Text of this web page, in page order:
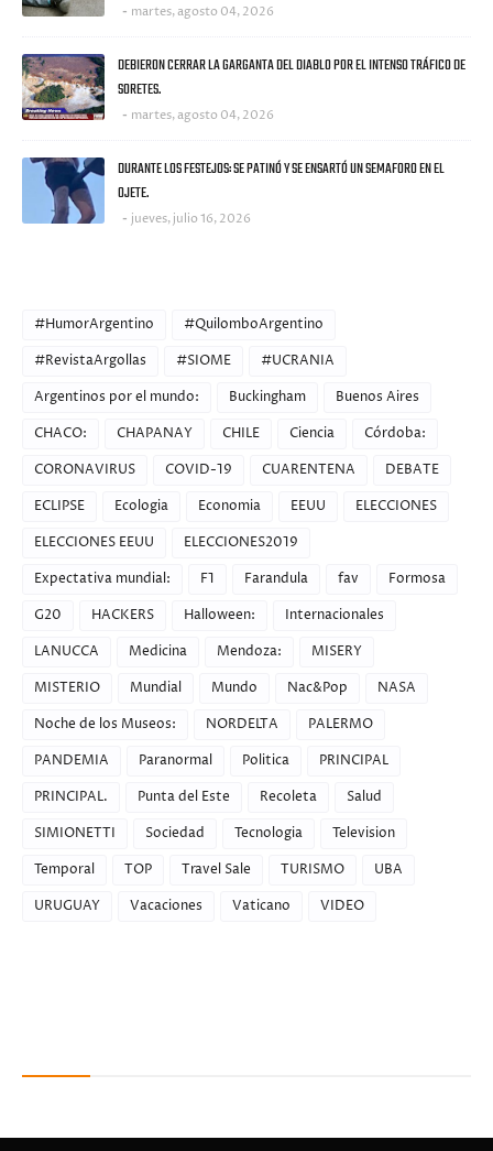
martes, agosto 04, 2026
DEBIERON CERRAR LA GARGANTA DEL DIABLO POR EL INTENSO TRÁFICO DE
SORETES.
martes, agosto 04, 2026
DURANTE LOS FESTEJOS: SE PATINÓ Y SE ENSARTÓ UN SEMAFORO EN EL
OJETE.
jueves, julio 16, 2026
#HumorArgentino
#QuilomboArgentino
#RevistaArgollas
#SIOME
#UCRANIA
Argentinos por el mundo:
Buckingham
Buenos Aires
CHACO:
CHAPANAY CHILE Ciencia
Córdoba:
CORONAVIRUS
COVID-19 CUARENTENA
DEBATE
ECLIPSE
Ecologia Economia EEUU
ELECCIONES
ELECCIONES EEUU
ELECCIONES2019
Expectativa mundial:
F1 Farandula fav
Formosa
G20
HACKERS Halloween:
Internacionales
LANUCCA
Medicina Mendoza:
MISERY
MISTERIO
Mundial Mundo Nac&Pop
NASA
Noche de los Museos:
NORDELTA
PALERMO
PANDEMIA
Paranormal Politica
PRINCIPAL
PRINCIPAL.
Punta del Este Recoleta
Salud
SIMIONETTI
Sociedad Tecnologia
Television
Temporal
TOP Travel Sale TURISMO
UBA
URUGUAY
Vacaciones Vaticano VIDEO